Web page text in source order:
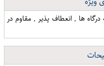
ها , انعطاف پذیر , مقاوم در